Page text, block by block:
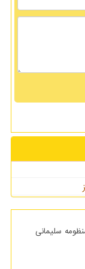
منظومه سلیمانی